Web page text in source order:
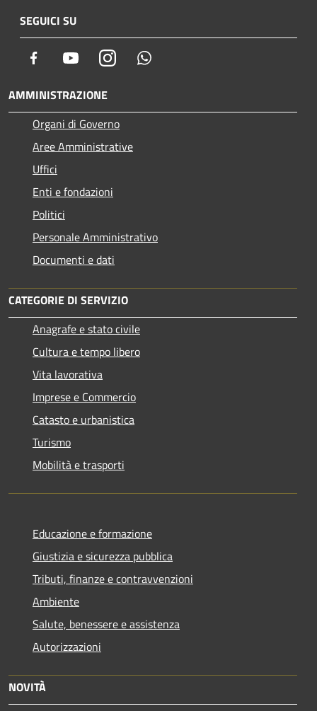
SEGUICI SU
Facebook YoutubeInstagram
AMMINISTRAZIONE
Organi di Governo
Aree Amministrative
Uffici
Enti e fondazioni
Politici
Personale Amministrativo
Documenti e dati
CATEGORIE DI SERVIZIO
Anagrafe e stato civile
Cultura e tempo libero
Vita lavorativa
Imprese e Commercio
Catasto e urbanistica
Turismo
Mobilità e trasporti
Educazione e formazione
Giustizia e sicurezza pubblica
Tributi, finanze e contravvenzioni
Ambiente
Salute, benessere e assistenza
Autorizzazioni
NOVITÀ